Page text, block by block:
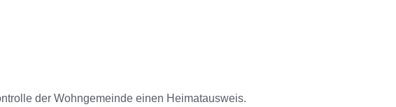
der Wohngemeinde einen Heimatausweis.